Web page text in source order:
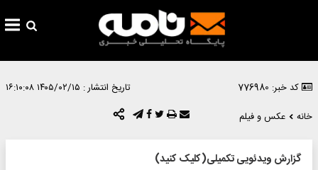
کد خبر: 776980 تاریخ انتشار : ۱۴۰۵/۰۲/۱۵ ۱۶:۱۰:۰۸
خانه
عکس و فیلم
گزارش ویدئویی تکمیلی(کلیک کنید)